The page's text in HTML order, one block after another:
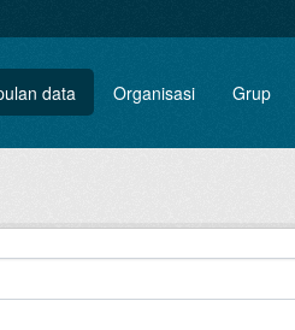
data Organisasi Grup